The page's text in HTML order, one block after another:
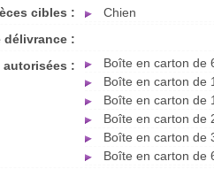
cibles :
Chien
:
autorisées :
Boîte en carton de
Boîte en carton de
Boîte en carton de
Boîte en carton de
Boîte en carton de
Boîte en carton de